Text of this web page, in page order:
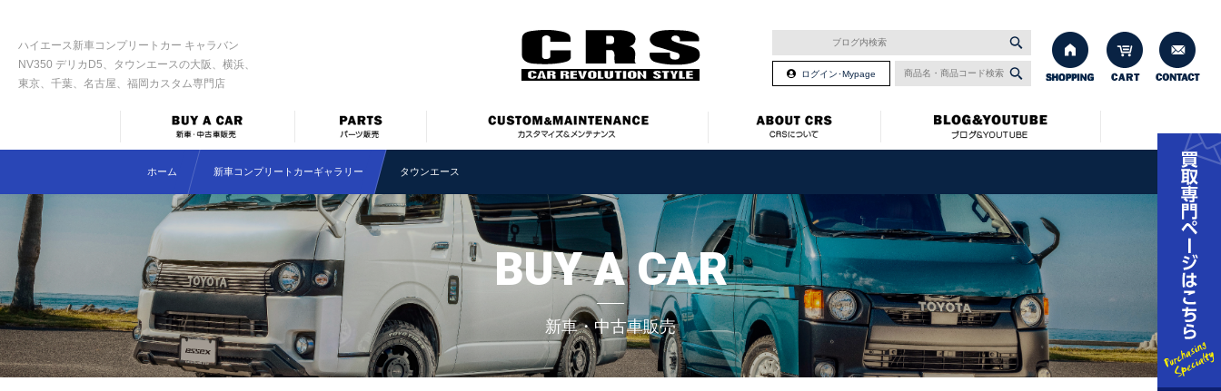
ハイエース新車コンプリートカー キャラバン
NV350 デリカD5、タウンエースの大阪、横浜、
東京、千葉、名古屋、福岡カスタム専門店
ログイン･Mypage
ホーム 新車コンプリートカーギャラリー タウンエース
BUY A CAR
新車・中古車販売